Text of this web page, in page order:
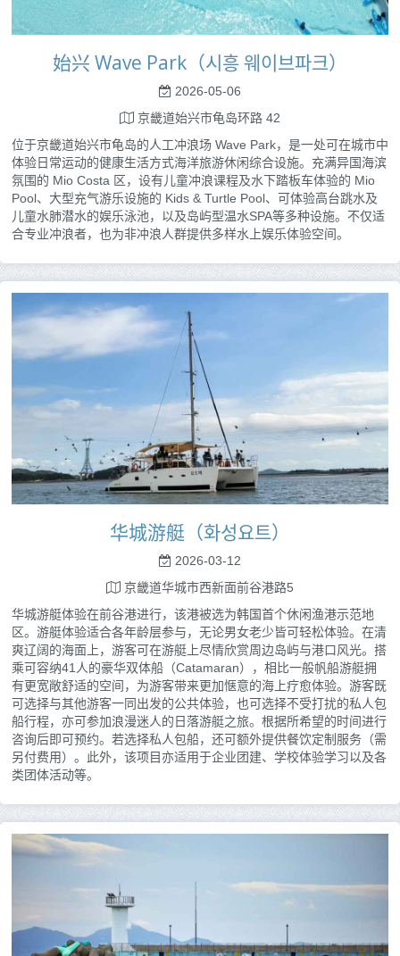
始兴 Wave Park（시흥 웨이브파크）
2026-05-06
京畿道始兴市龟岛环路 42
位于京畿道始兴市龟岛的人工冲浪场 Wave Park，是一处可在城市中
体验日常运动的健康生活方式海洋旅游休闲综合设施。充满异国海滨
氛围的 Mio Costa 区，设有儿童冲浪课程及水下踏板车体验的 Mio
Pool、大型充气游乐设施的 Kids & Turtle Pool、可体验高台跳水及
儿童水肺潜水的娱乐泳池，以及岛屿型温水SPA等多种设施。不仅适
合专业冲浪者，也为非冲浪人群提供多样水上娱乐体验空间。
华城游艇（화성요트）
2026-03-12
京畿道华城市西新面前谷港路5
华城游艇体验在前谷港进行，该港被选为韩国首个休闲渔港示范地
区。游艇体验适合各年龄层参与，无论男女老少皆可轻松体验。在清
爽辽阔的海面上，游客可在游艇上尽情欣赏周边岛屿与港口风光。搭
乘可容纳41人的豪华双体船（Catamaran），相比一般帆船游艇拥
有更宽敞舒适的空间，为游客带来更加惬意的海上疗愈体验。游客既
可选择与其他游客一同出发的公共体验，也可选择不受打扰的私人包
船行程，亦可参加浪漫迷人的日落游艇之旅。根据所希望的时间进行
咨询后即可预约。若选择私人包船，还可额外提供餐饮定制服务（需
另付费用）。此外，该项目亦适用于企业团建、学校体验学习以及各
类团体活动等。